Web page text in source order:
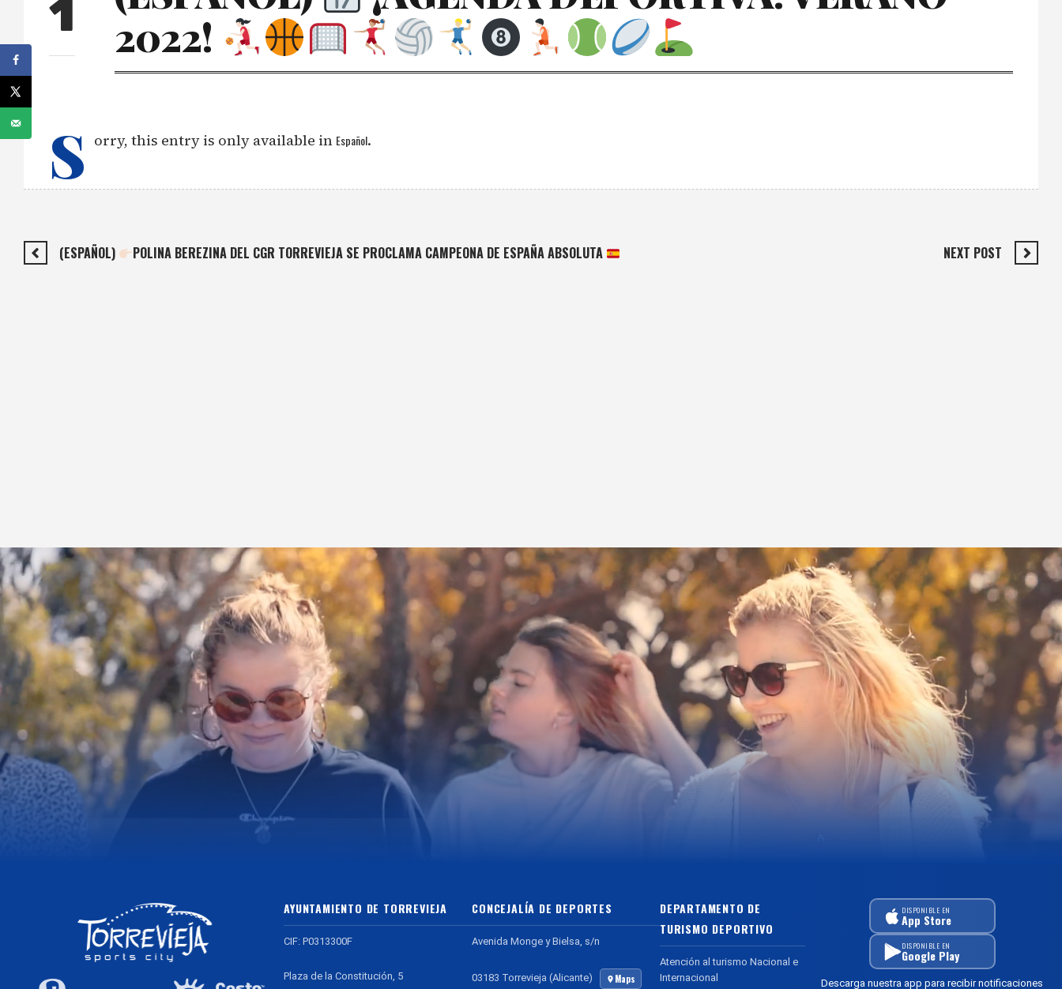
1
2022!
S orry, this entry is only available in Español.
NEXT POST
(ESPAÑOL) POLINA BEREZINA DEL CGR TORREVIEJA SE PROCLAMA CAMPEONA DE ESPAÑA ABSOLUTA
AYUNTAMIENTO DE TORREVIEJA
CIF: P0313300F
Plaza de la Constitución, 5
CONCEJALÍA DE DEPORTES
Avenida Monge y Bielsa, s/n
03183 Torrevieja (Alicante) Maps
DEPARTAMENTO DE
TURISMO DEPORTIVO
Atención al turismo Nacional e
Internacional
DISPONIBLE EN
App Store
DISPONIBLE EN
Google Play
Descarga nuestra app para recibir notificaciones